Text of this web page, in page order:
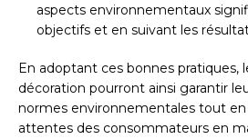
aspects environnementaux
objectifs et en suivant les
En adoptant ces bonnes pratiques,
décoration pourront ainsi garantir
normes environnementales tout
attentes des consommateurs en